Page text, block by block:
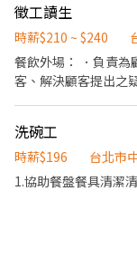
現作提供美味可口的
餐環境、熱情用心的
全，顧客安心。不論
受用餐的樂趣。
健檢 ★勞保、健保，6％勞退提撥 ⭕【工作
作、食材備料、進貨
整潔 ★開朗活潑有笑容 ★ＳＯＰ專業流程 ★無經驗可 ★提供完善
職前教育訓練 ⭕【經營理念】 我們是日本第一的速食連鎖ZENSHO
現作提供美味可口的
餐環境、熱情用心的
受用餐的樂趣。
徵工讀生
時薪$210 ~ $240
餐飲外場： ．負責為
客、解決顧客提出之
負責結帳、收銀等工
前與烹飪中之準備工
切各種食材。 ．負責
洗碗工
時薪$196
台北市
1.協助餐盤餐具清潔